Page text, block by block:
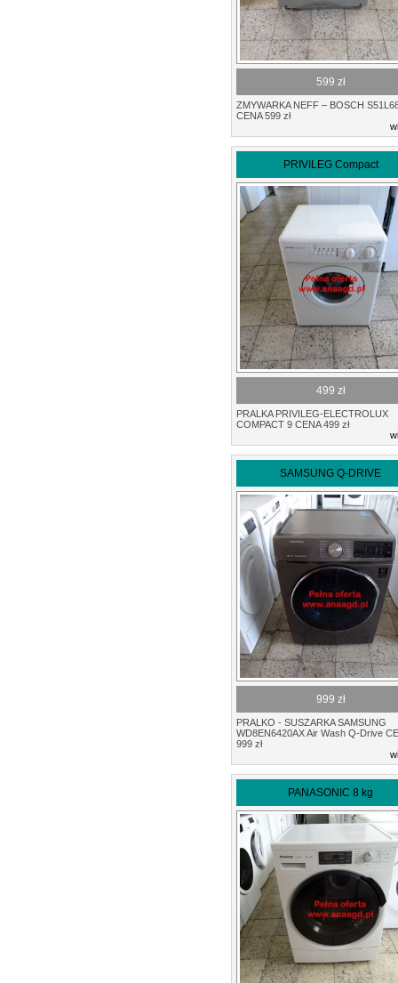
599 zł
ZMYWARKA NEFF – BOSCH
CENA 599 zł
PRIVILEG Compact
499 zł
PRALKA PRIVILEG-ELECTROLUX
COMPACT 9 CENA 499 zł
SAMSUNG Q-DRIVE
999 zł
PRALKO - SUSZARKA SAMSUNG
WD8EN6420AX Air Wash Q-Drive
999 zł
PANASONIC 8 kg